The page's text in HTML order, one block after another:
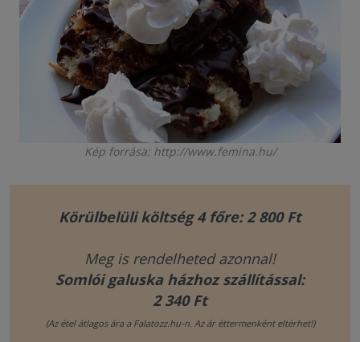
Kép forrása: http://www.femina.hu/
Körülbelüli költség 4 főre: 2 800 Ft
Meg is rendelheted azonnal!
Somlói galuska házhoz szállítással:
2 340 Ft
(Az étel átlagos ára a Falatozz.hu-n. Az ár éttermenként eltérhet!)